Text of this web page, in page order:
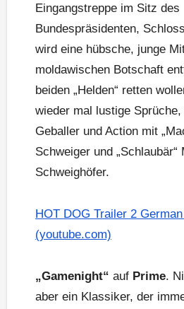
Eingangstreppe im Sitz des
Bundespräsidenten,
wird eine hübsche, junge
moldawischen Botschaft
beiden „Helden“ retten
wieder mal lustige Sprüche,
Geballer und Action mit
Schweiger und „Schlaubär“
Schweighöfer.
HOT DOG Trailer 2
(youtube.com)
„Gamenight“ auf Prime.
aber ein Klassiker, der